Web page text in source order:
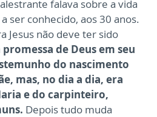
falava sobre a vida
ser conhecido, aos 30 anos.
Jesus não deve ter sido
de Deus em seu
do nascimento
mas, no dia a dia, era
e do carpinteiro,
Depois tudo muda